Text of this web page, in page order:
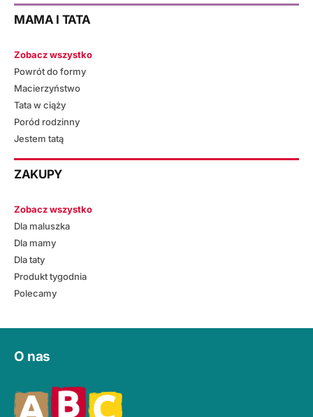
MAMA I TATA
Zobacz wszystko
Powrót do formy
Macierzyństwo
Tata w ciąży
Poród rodzinny
Jestem tatą
ZAKUPY
Zobacz wszystko
Dla maluszka
Dla mamy
Dla taty
Produkt tygodnia
Polecamy
O nas